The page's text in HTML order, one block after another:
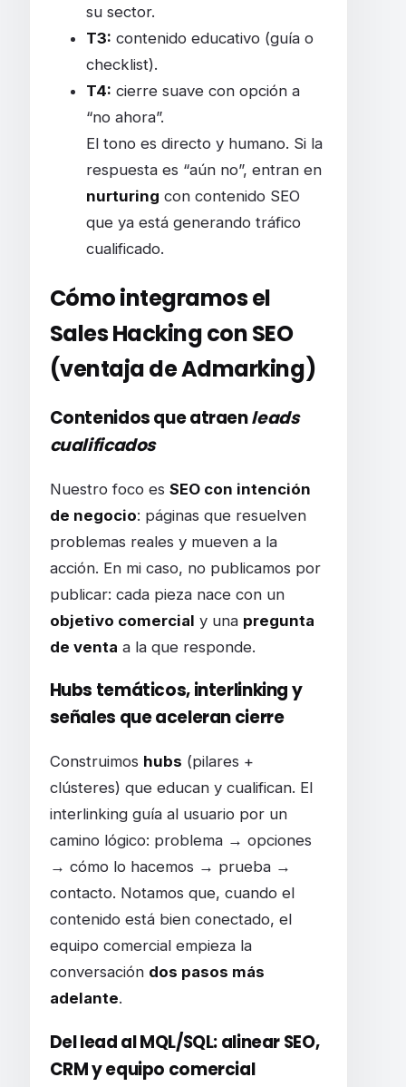
su sector.
T3: contenido educativo (guía o
checklist).
T4: cierre suave con opción a
“no ahora”.
El tono es directo y humano. Si la
respuesta es “aún no”, entran en
nurturing con contenido SEO
que ya está generando tráfico
cualificado.
Cómo integramos el
Sales Hacking con SEO
(ventaja de Admarking)
Contenidos que atraenleads
cualificados
Nuestro foco es SEO con intención
de negocio: páginas que resuelven
problemas reales y mueven a la
acción. En mi caso, no publicamos por
publicar: cada pieza nace con un
objetivo comercial y una pregunta
de venta a la que responde.
Hubs temáticos, interlinking y
señales que aceleran cierre
Construimos hubs (pilares +
clústeres) que educan y cualifican. El
interlinking guía al usuario por un
camino lógico: problema → opciones
→ cómo lo hacemos → prueba →
contacto. Notamos que, cuando el
contenido está bien conectado, el
equipo comercial empieza la
conversación dos pasos más
adelante.
Del lead al MQL/SQL: alinear SEO,
CRM y equipo comercial